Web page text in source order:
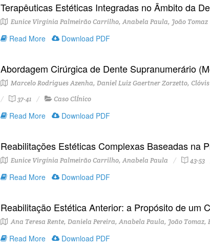
Terapêuticas Estéticas Integradas no Âmbito da
Eunice Virgínia Palmeirão Carrilho, Anabela Paula, João Tomaz
Read More Download PDF
Abordagem Cirúrgica de Dente Supranumerário
Marcelo Rodrigues Azenha, Daniel Luiz Gaertner Zorzetto,
37-41
Caso ClÍnico
Read More Download PDF
Reabilitações Estéticas Complexas Baseadas na
Eunice Virgínia Palmeirão Carrilho, Anabela Paula 43-53
Read More Download PDF
Reabilitação Estética Anterior: a Propósito de um
Ana Teresa Rente, Daniela Pereira, Anabela Paula, João
Read More Download PDF